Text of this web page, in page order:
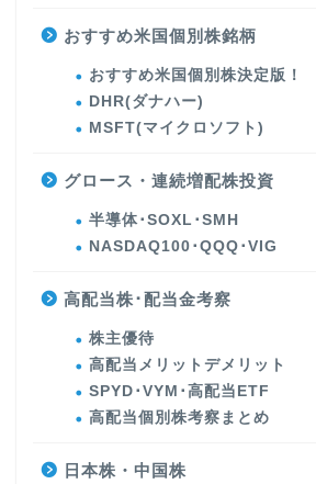
おすすめ米国個別株銘柄
おすすめ米国個別株決定版！
DHR(ダナハー)
MSFT(マイクロソフト)
グロース・連続増配株投資
半導体･SOXL･SMH
NASDAQ100･QQQ･VIG
高配当株･配当金考察
株主優待
高配当メリットデメリット
SPYD･VYM･高配当ETF
高配当個別株考察まとめ
日本株・中国株